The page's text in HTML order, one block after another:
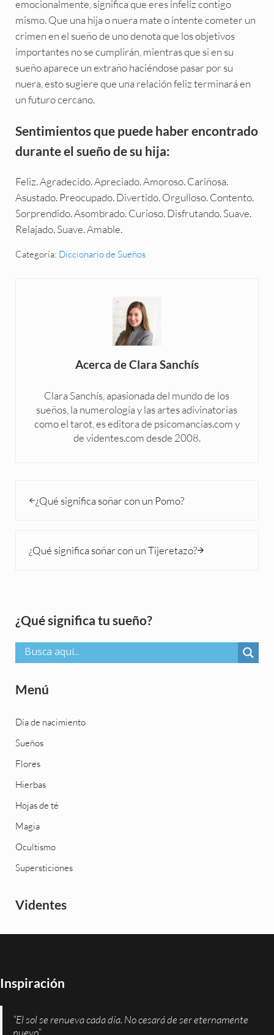
emocionalmente, significa que eres infeliz contigo
mismo. Que una hija o nuera mate o intente cometer un
crimen en el sueño de uno denota que los objetivos
importantes no se cumplirán, mientras que si en su
sueño aparece un extraño haciéndose pasar por su
nuera, esto sugiere que una relación feliz terminará en
un futuro cercano.
Sentimientos que puede haber encontrado
durante el sueño de su hija:
Feliz. Agradecido. Apreciado. Amoroso. Cariñosa.
Asustado. Preocupado. Divertido. Orgulloso. Contento.
Sorprendido. Asombrado. Curioso. Disfrutando. Suave.
Relajado. Suave. Amable.
Categoría: Diccionario de Sueños
Acerca deClara Sanchís
Clara Sanchís, apasionada del mundo de los
sueños, la numerología y las artes adivinatorias
como el tarot, es editora de psicomancias.com y
de videntes.com desde 2008.
¿Qué significa soñar con un Pomo?
¿Qué significa soñar con un Tijeretazo?
Sidebar
¿Qué significa tu sueño?
Menú
Día de nacimiento
Sueños
Flores
Hierbas
Hojas de té
Magia
Ocultismo
Supersticiones
Videntes
Inspiración
“El sol se renueva cada día. No cesará de ser eternamente